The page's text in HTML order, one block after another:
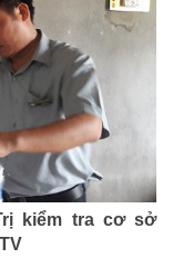
kiểm tra cơ sở